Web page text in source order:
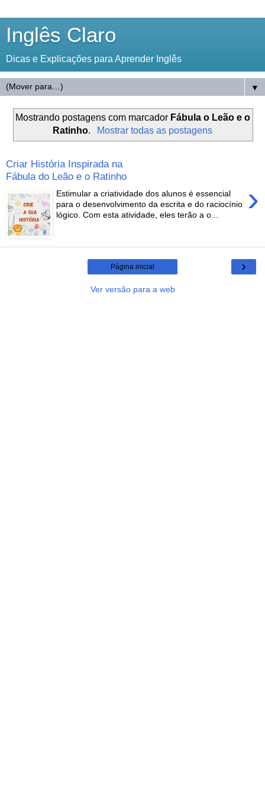
Inglês Claro
Dicas e Explicações para Aprender Inglês
▼
Mostrando postagens com marcador Fábula o Leão e o
Ratinho. Mostrar todas as postagens
Criar História Inspirada na
Fábula do Leão e o Ratinho
›
Estimular a criatividade dos alunos é essencial
para o desenvolvimento da escrita e do raciocínio
lógico. Com esta atividade, eles terão a o...
›
Página inicial
Ver versão para a web